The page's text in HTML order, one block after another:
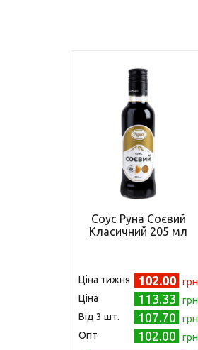
Соус Руна Соєвий
Класичний 205 мл
Ціна тижня 102.00 грн
Ціна
113.33
грн
Від 3 шт.
107.70
грн
Опт
102.00 грн